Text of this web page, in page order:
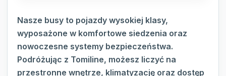
Nasze busy to pojazdy wysokiej klasy,
wyposażone w komfortowe siedzenia oraz
nowoczesne systemy bezpieczeństwa.
Podróżując z Tomiline, możesz liczyć na
przestronne wnętrze, klimatyzację oraz dostęp